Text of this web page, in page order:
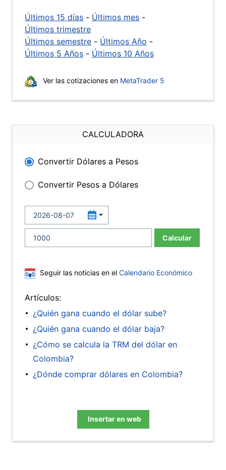
Últimos 15 días - Últimos mes -
Últimos trimestre
Últimos semestre - Últimos Año -
Últimos 5 Años - Últimos 10 Años
Ver las cotizaciones en MetaTrader 5
CALCULADORA
Convertir Dólares a Pesos
Convertir Pesos a Dólares
Calcular
Seguir las noticias en el Calendario Económico
Artículos:
¿Quién gana cuando el dólar sube?
¿Quién gana cuando el dólar baja?
¿Cómo se calcula la TRM del dólar en
Colombia?
¿Dónde comprar dólares en Colombia?
Insertar en web